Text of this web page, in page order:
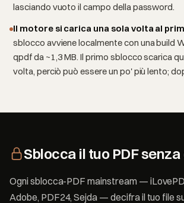
lasciando vuoto il campo della password.
Il motore si carica una sola volta al
sblocco avviene localmente con una build
qpdf da ~1,3 MB. Il primo sblocco scarica
volta, perciò può essere un po' più lento;
Sblocca il tuo PDF
Ogni sblocca-PDF mainstream —
Adobe, PDF24, Sejda — decifra il tuo file